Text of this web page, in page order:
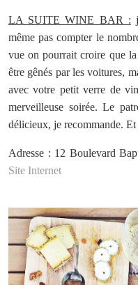
LA SUITE WINE BAR :
même pas compter le
vue on pourrait croire que
être gênés par les voitures,
avec votre petit verre de
merveilleuse soirée. Le
délicieux, je recommande. Et
Adresse : 12 Boulevard
Site Internet